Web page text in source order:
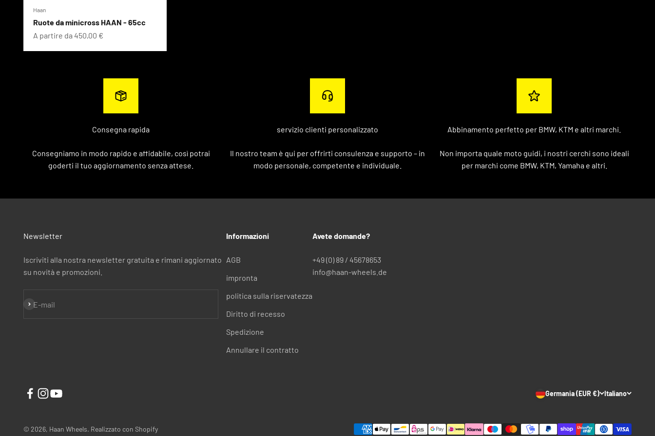
Haan
Ruote da minicross HAAN - 65cc
Prezzo scontato
A partire da 450,00 €
Consegna rapida
Consegniamo in modo rapido e affidabile, così potrai
goderti il ​​tuo aggiornamento senza attese.
servizio clienti personalizzato
Il nostro team è qui per offrirti consulenza e supporto – in
modo personale, competente e individuale.
Abbinamento perfetto per BMW, KTM e altri marchi.
Non importa quale moto guidi, i nostri cerchi sono ideali
per marchi come BMW, KTM, Yamaha e altri.
Newsletter
Iscriviti alla nostra newsletter gratuita e rimani aggiornato
su novità e promozioni.
E-mail
Iscriviti alla newsletter
Informazioni
AGB
impronta
politica sulla riservatezza
Diritto di recesso
Spedizione
Annullare il contratto
Avete domande?
+49 (0) 89 / 45678653
info@haan-wheels.de
Germania (EUR €) Italiano
© 2026, Haan Wheels. Realizzato con Shopify